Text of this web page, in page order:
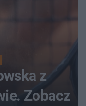
z
Zobacz